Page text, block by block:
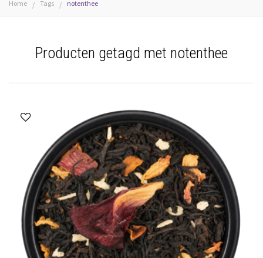
Home / Tags / notenthee
Producten getagd met notenthee